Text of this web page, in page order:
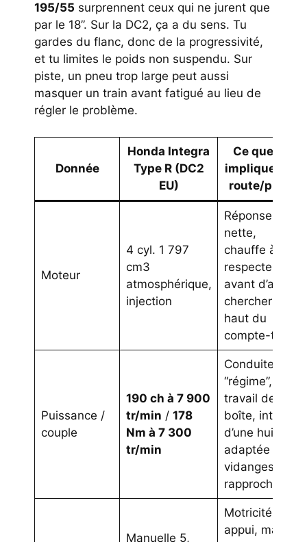
195/55 surprennent ceux qui ne jurent que
par le 18”. Sur la DC2, ça a du sens. Tu
gardes du flanc, donc de la progressivité,
et tu limites le poids non suspendu. Sur
piste, un pneu trop large peut aussi
masquer un train avant fatigué au lieu de
régler le problème.
Donnée
Honda Integra
Type R (DC2
EU)
Ce que ça
implique sur
route/piste
Moteur
4 cyl. 1 797
cm3
atmosphérique,
injection
Réponse
nette,
chauffe à
respecter
avant d’aller
chercher le
haut du
compte-tours
Puissance /
couple
190 ch à 7 900
tr/min / 178
Nm à 7 300
tr/min
Conduite
“régime”,
travail de
boîte, intérêt
d’une huile
adaptée et
vidanges
rapprochées
Manuelle 5,
Motricité en
appui, mais